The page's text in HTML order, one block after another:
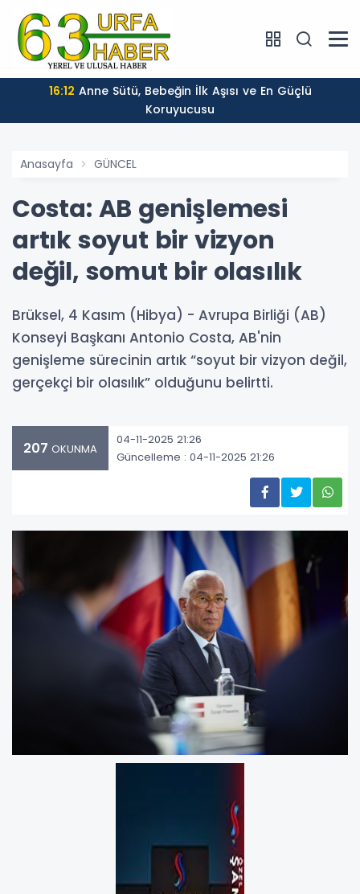
16:12
Koruyucusu
Anasayfa GÜNCEL
Costa: AB genişlemesi
artık soyut bir vizyon
değil, somut bir olasılık
Brüksel, 4 Kasım (Hibya) - Avrupa Birliği (AB)
Konseyi Başkanı Antonio Costa, AB'nin
genişleme sürecinin artık “soyut bir vizyon değil,
gerçekçi bir olasılık” olduğunu belirtti.
207 OKUNMA
04-11-2025 21:26
Güncelleme : 04-11-2025 21:26